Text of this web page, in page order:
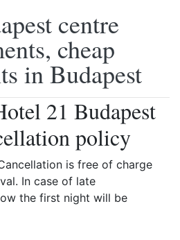
centre
cheap
in Budapest
21 Budapest
policy
is free of charge
In case of late
the first night will be